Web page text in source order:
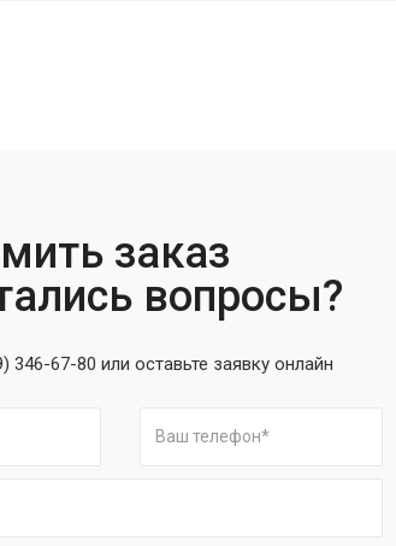
заказ
вопросы?
346-67-80 или оставьте заявку онлайн